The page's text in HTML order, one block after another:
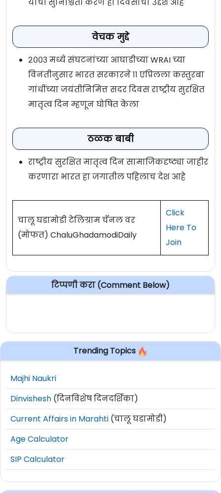
वेचक मुद्दे
२००३ मध्ये संघटनांच्या आघाडीच्या WRAI च्या
विनंतीनुसार भारत सरकारने ११ एप्रिलला कस्तुरबा
गांधींच्या जयंतीनिमित्त सदर दिवस राष्ट्रीय सुरक्षित
मातृत्व दिन म्हणून घोषित केला
ठळक बाबी
राष्ट्रीय सुरक्षित मातृत्व दिन सामाजिकदृष्ट्या जाहीर
करणारा भारत हा जगातील पहिलाच देश आहे
चालू घडामोडी टेलिग्राम चॅनल वर
(मोफत) ChaluGhadamodiDaily
Click
Here To
Join
टिप्पणी करा (Comment Below)
Trending Topics
Majhi Naukri
Dinvishesh (दिनविशेष दिनदर्शिका)
Current Affairs in Marahti (चालू घडामोडी)
Age Calculator
SIP Calculator